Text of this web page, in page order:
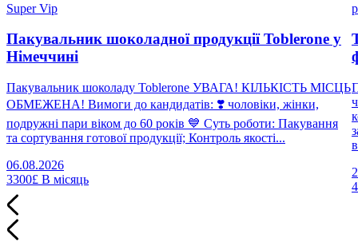
Super Vip
Пакувальник шоколадної продукції Toblerone у
Німеччині
Пакувальник шоколаду Toblerone УВАГА! КІЛЬКІСТЬ МІСЦЬ
ОБМЕЖЕНА! Вимоги до кандидатів: ❣️ чоловіки, жінки,
подружні пари віком до 60 років 💙 Суть роботи: Пакування
та сортування готової продукції; Контроль якості...
06.08.2026
3300£ В місяць